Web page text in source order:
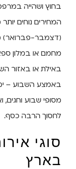
בחוץ ושהייה
המחירים נוחים
(דצמבר-פברואר)
מחמם או במלון
באילת או באזור
מסופי שבוע
לחסוך הרבה כסף.
סוגי
בארץ